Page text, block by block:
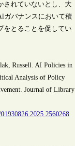
されていないとし、大
ガバナンスにおいて積
をとることを促してい
Russell. AI Policies in
Analysis of Policy
Journal of Library